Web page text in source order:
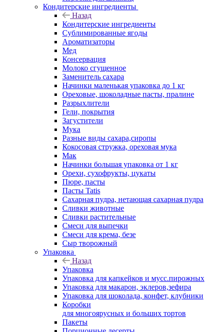
Кондитерские ингредиенты
Назад
Кондитерские ингредиенты
Сублимированные ягоды
Ароматизаторы
Мед
Консервация
Молоко сгущенное
Заменитель сахара
Начинки маленькая упаковка до 1 кг
Ореховые, шоколадные пасты, пралине
Разрыхлители
Гели, покрытия
Загустители
Мука
Разные виды сахара,сиропы
Кокосовая стружка, ореховая мука
Мак
Начинки большая упаковка от 1 кг
Орехи, сухофрукты, цукаты
Пюре, пасты
Пасты Tatis
Сахарная пудра, нетающая сахарная пудра
Сливки животные
Сливки растительные
Смеси для выпечки
Смеси для крема, безе
Сыр творожный
Упаковка
Назад
Упаковка
Упаковка для капкейков и мусс.пирожных
Упаковка для макарон, эклеров,зефира
Упаковка для шоколада, конфет, клубники
Коробки
для многоярусных и больших тортов
Пакеты